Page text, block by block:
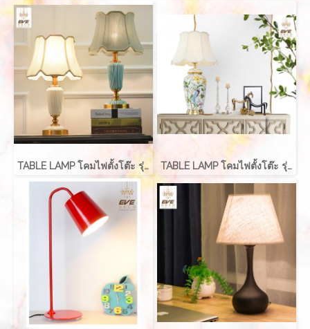
TABLE LAMP โคมไฟตั้งโต๊ะ รุ่น EVE-00239 TABLE LAMP โคมไฟตั้งโต๊ะ รุ่น EVE-00227